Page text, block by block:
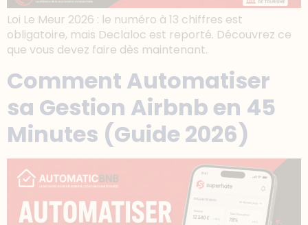
Loi Le Meur 2026 : le numéro à 13 chiffres est
obligatoire, mais Declaloc est reporté. Découvrez ce
que vous devez faire dès maintenant.
Comment Automatiser
sa Gestion Airbnb en 45
Minutes (Guide 2026)